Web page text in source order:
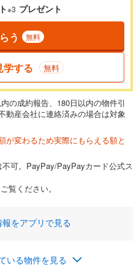
れ可能です。多くの金融機関
件としています。
万円
2,580万円
れる金額を入力してくださ
でが目安です。
万円
力してください。
※3 プレゼント
う 無料
学する 無料
の成約報告、180日以内の物件引
動産会社に連絡済みの場合は対象
が変わるため実際にもらえる額と
可。PayPay/PayPayカード公式ス
覧ください。
をアプリで見る
いる物件を見る